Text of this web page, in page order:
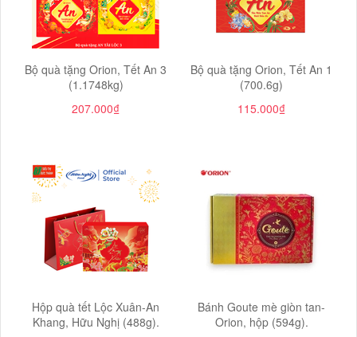
Bộ quà tặng Orion, Tết An 3
(1.1748kg)
207.000₫
Bộ quà tặng Orion, Tết An 1
(700.6g)
115.000₫
Hộp quà tết Lộc Xuân-An
Khang, Hữu Nghị (488g).
Bánh Goute mè giòn tan-
Orion, hộp (594g).